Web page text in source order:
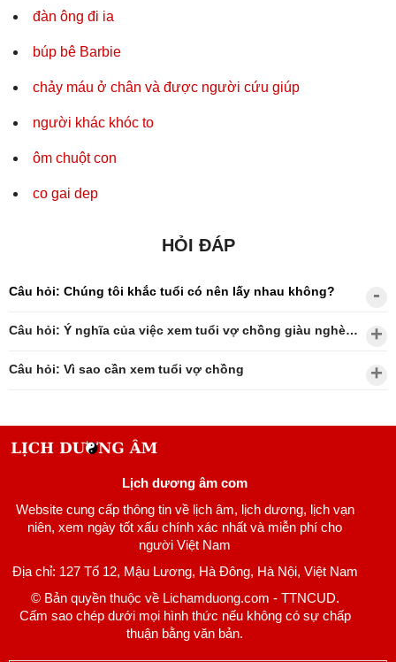
đàn ông đi ia
búp bê Barbie
chảy máu ở chân và được người cứu giúp
người khác khóc to
ôm chuột con
co gai dep
HỎI ĐÁP
Câu hỏi: Chúng tôi khắc tuổi có nên lấy nhau không?
Câu hỏi: Ý nghĩa của việc xem tuổi vợ chồng giàu nghèo?
Câu hỏi: Vì sao cần xem tuổi vợ chồng
Lịch dương âm com
Website cung cấp thông tin về lịch âm, lịch dương, lịch vạn
niên, xem ngày tốt xấu chính xác nhất và miễn phí cho
người Việt Nam
Địa chỉ: 127 Tổ 12, Mậu Lương, Hà Đông, Hà Nội, Việt Nam
© Bản quyền thuộc về Lichamduong.com - TTNCUD.
Cấm sao chép dưới mọi hình thức nếu không có sự chấp
thuận bằng văn bản.